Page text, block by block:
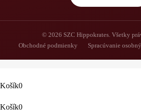
© 2026 SZC Hippokrates. Všetky
Obchodné podmienky
Spracúvanie
0
0